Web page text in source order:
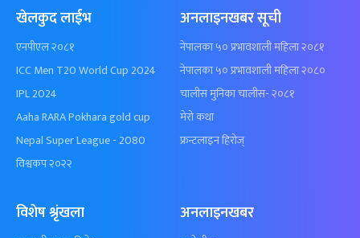
खेलकुद लाईभ
एनपीएल २०८१
ICC Men T20 World Cup 2024
IPL 2024
Aaha RARA Pokhara gold cup
Nepal Super League - 2080
विश्वकप २०२२
अनलाइनखबर सूची
नेपालका ५० प्रभावशाली महिला २०८१
नेपालका ५० प्रभावशाली महिला २०८०
चालीस मुनिका चालीस- २०८१
मेरो कथा
फ्रन्टलाइन हिरोज्
विशेष श्रृंखला अनलाइनखबर